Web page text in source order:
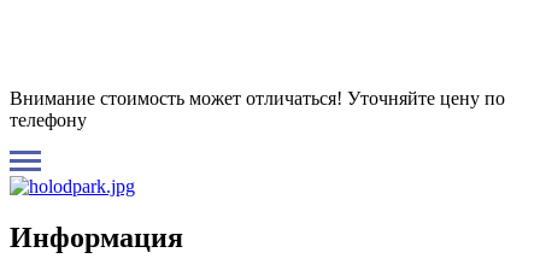
Внимание стоимость может отличаться! Уточняйте цену по
телефону
Информация